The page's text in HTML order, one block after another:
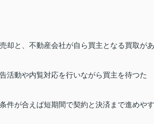
却と、不動産会社が自ら買主となる買取があ
活動や内覧対応を行いながら買主を待つた
件が合えば短期間で契約と決済まで進めやす